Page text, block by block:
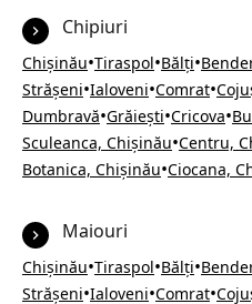
Chipiuri
Chișinău•Tiraspol•Bălți•
Strășeni•Ialoveni•Comrat•
Dumbravă•Grăiești•Cricova•
Sculeanca, Chișinău•Centru,
Botanica, Chișinău•Ciocana,
Maiouri
Chișinău•Tiraspol•Bălți•
Strășeni•Ialoveni•Comrat•